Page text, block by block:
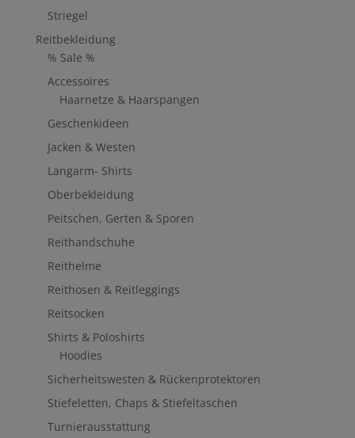
Striegel
Reitbekleidung
% Sale %
Accessoires
Haarnetze & Haarspangen
Geschenkideen
Jacken & Westen
Langarm- Shirts
Oberbekleidung
Peitschen, Gerten & Sporen
Reithandschuhe
Reithelme
Reithosen & Reitleggings
Reitsocken
Shirts & Poloshirts
Hoodies
Sicherheitswesten & Rückenprotektoren
Stiefeletten, Chaps & Stiefeltaschen
Turnierausstattung